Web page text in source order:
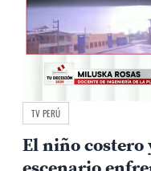
TV PERÚ
El niño costero